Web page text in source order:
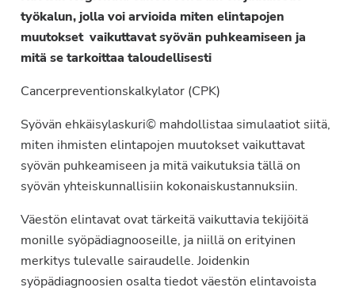
työkalun, jolla voi arvioida miten elintapojen
muutokset vaikuttavat syövän puhkeamiseen ja
mitä se tarkoittaa taloudellisesti
Cancerpreventionskalkylator (CPK)
Syövän ehkäisylaskuri© mahdollistaa simulaatiot siitä,
miten ihmisten elintapojen muutokset vaikuttavat
syövän puhkeamiseen ja mitä vaikutuksia tällä on
syövän yhteiskunnallisiin kokonaiskustannuksiin.
Väestön elintavat ovat tärkeitä vaikuttavia tekijöitä
monille syöpädiagnooseille, ja niillä on erityinen
merkitys tulevalle sairaudelle. Joidenkin
syöpädiagnoosien osalta tiedot väestön elintavoista